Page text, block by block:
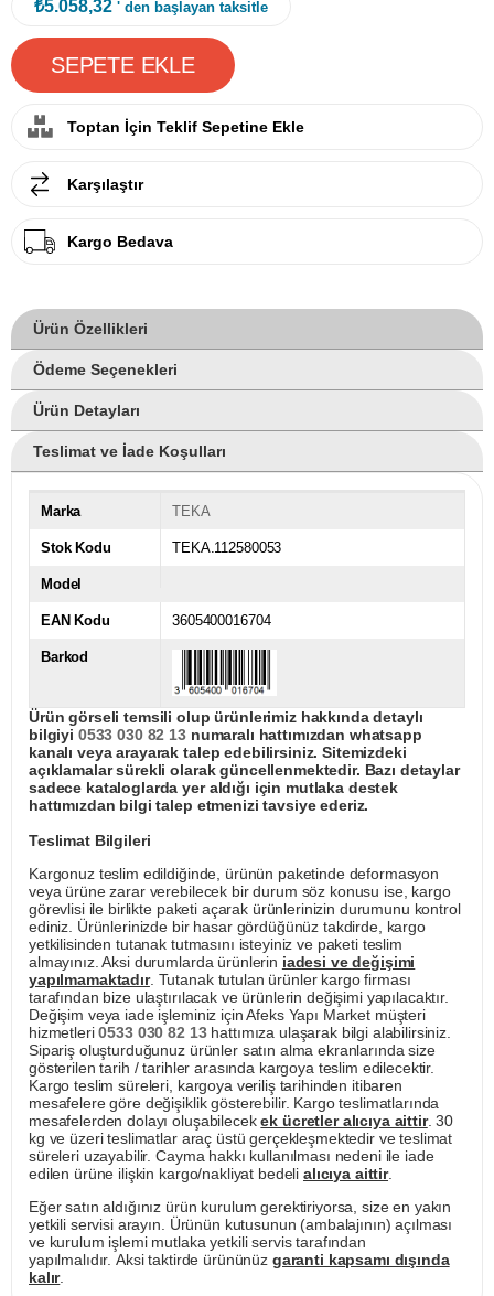
₺5.058,32 ' den başlayan taksitle
Toptan İçin Teklif Sepetine Ekle
Karşılaştır
Kargo Bedava
Ürün Özellikleri
Ödeme Seçenekleri
Ürün Detayları
Teslimat ve İade Koşulları
Marka TEKA
Stok Kodu TEKA.112580053
Model
EAN Kodu 3605400016704
Barkod
Ürün görseli temsili olup ürünlerimiz hakkında detaylı
bilgiyi 0533 030 82 13numaralı hattımızdan whatsapp
kanalı veya arayarak talep edebilirsiniz. Sitemizdeki
açıklamalar sürekli olarak güncellenmektedir. Bazı detaylar
sadece kataloglarda yer aldığı için mutlaka destek
hattımızdan bilgi talep etmenizi tavsiye ederiz.
Teslimat Bilgileri
Kargonuz teslim edildiğinde, ürünün paketinde deformasyon
veya ürüne zarar verebilecek bir durum söz konusu ise, kargo
görevlisi ile birlikte paketi açarak ürünlerinizin durumunu kontrol
ediniz. Ürünlerinizde bir hasar gördüğünüz takdirde, kargo
yetkilisinden tutanak tutmasını isteyiniz ve paketi teslim
almayınız. Aksi durumlarda ürünlerin iadesi ve değişimi
yapılmamaktadır. Tutanak tutulan ürünler kargo firması
tarafından bize ulaştırılacak ve ürünlerin değişimi yapılacaktır.
Değişim veya iade işleminiz için Afeks Yapı Market müşteri
hizmetleri0533 030 82 13hattımıza ulaşarak bilgi alabilirsiniz.
Sipariş oluşturduğunuz ürünler satın alma ekranlarında size
gösterilen tarih / tarihler arasında kargoya teslim edilecektir.
Kargo teslim süreleri, kargoya veriliş tarihinden itibaren
mesafelere göre değişiklik gösterebilir. Kargo teslimatlarında
mesafelerden dolayı oluşabilecekek ücretler alıcıya aittir. 30
kg ve üzeri teslimatlar araç üstü gerçekleşmektedir ve teslimat
süreleri uzayabilir. Cayma hakkı kullanılması nedeni ile iade
edilen ürüne ilişkin kargo/nakliyat bedeli alıcıya aittir.
Eğer satın aldığınız ürün kurulum gerektiriyorsa, size en yakın
yetkili servisi arayın. Ürünün kutusunun (ambalajının) açılması
ve kurulum işlemi mutlaka yetkili servis tarafından
yapılmalıdır. Aksi taktirde ürününüz garanti kapsamı dışında
kalır.